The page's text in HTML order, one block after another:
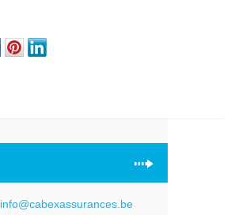
info@cabexassurances.be